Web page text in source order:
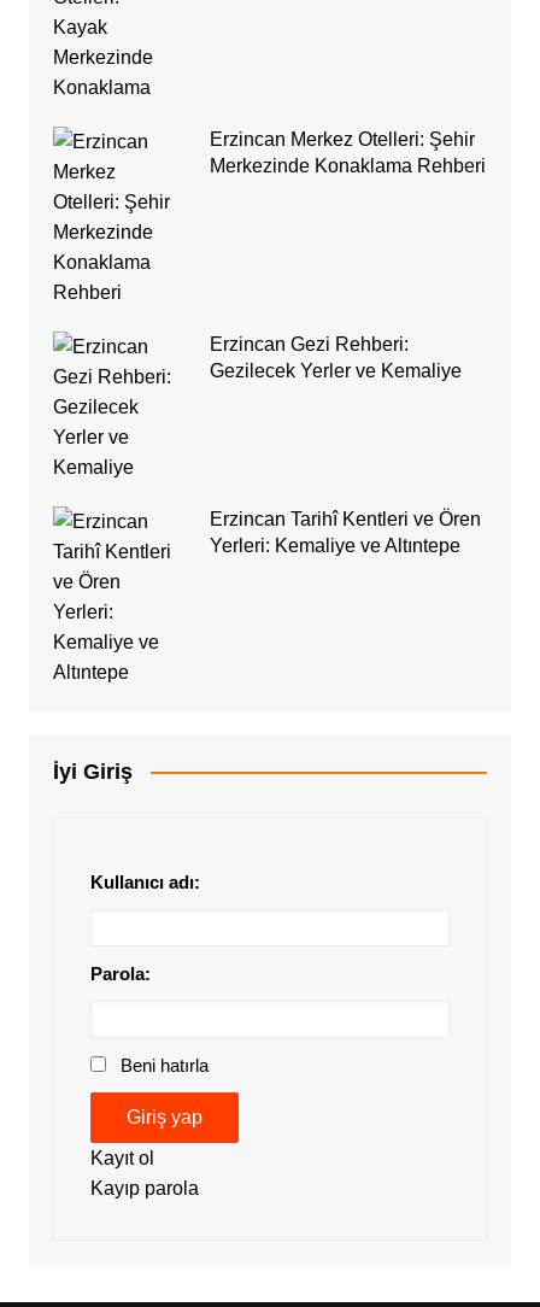
Erzincan Merkez Otelleri: Şehir
Merkezinde Konaklama Rehberi
Erzincan Gezi Rehberi:
Gezilecek Yerler ve Kemaliye
Erzincan Tarihî Kentleri ve Ören
Yerleri: Kemaliye ve Altıntepe
İyi Giriş
Kullanıcı adı:
Parola:
Beni hatırla
Giriş yap
Kayıt ol
Kayıp parola